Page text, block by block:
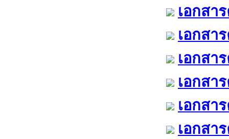
เอกสา
เอกสา
เอกสา
เอกสา
เอกสา
เอกสา